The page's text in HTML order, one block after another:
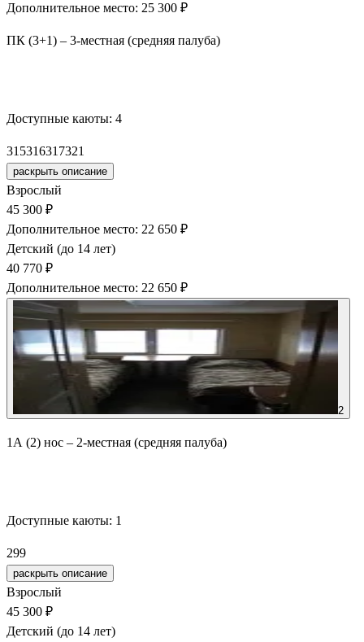
Дополнительное место: 25 300 ₽
ПК (3+1) – 3-местная (средняя палуба)
Доступные каюты: 4
315316317321
раскрыть описание
Взрослый
45 300 ₽
Дополнительное место: 22 650 ₽
Детский (до 14 лет)
40 770 ₽
Дополнительное место: 22 650 ₽
2
1А (2) нос – 2-местная (средняя палуба)
Доступные каюты: 1
299
раскрыть описание
Взрослый
45 300 ₽
Детский (до 14 лет)